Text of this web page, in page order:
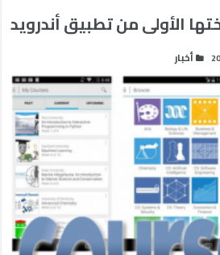
الأولى من تطبيق أندرويد
أخبار